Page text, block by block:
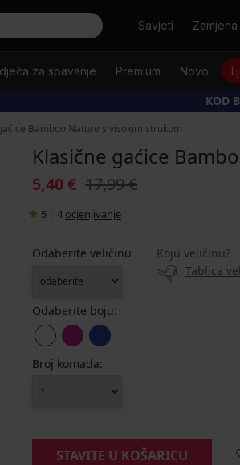
TražitiSavjeti
za spavanje Premium Novo
KOD
Bamboo Nature s visokim strukom
Klasične gaćice
5,40 € 17,99 €
5 4 ocjenjivanje
Odaberite veličinu
Koju veličinu?
Tablica
Odaberite boju:
Broj komada:
STAVITE U KOŠARICU